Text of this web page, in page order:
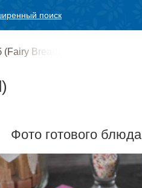
поиск
Bread)
Фото готового блюда